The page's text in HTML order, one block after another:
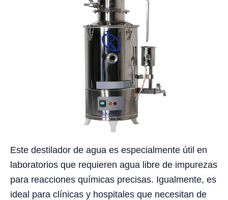
Este destilador de agua es especialmente útil en
laboratorios que requieren agua libre de impurezas
para reacciones químicas precisas. Igualmente, es
ideal para clínicas y hospitales que necesitan de